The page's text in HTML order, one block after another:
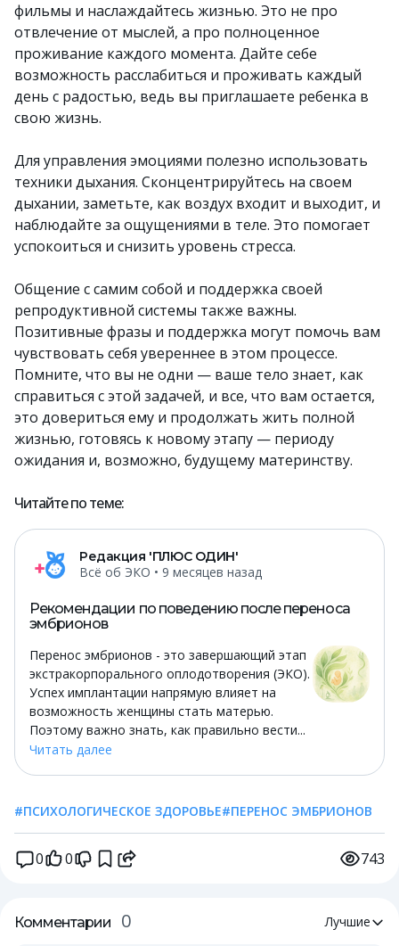
фильмы и наслаждайтесь жизнью. Это не про
отвлечение от мыслей, а про полноценное
проживание каждого момента. Дайте себе
возможность расслабиться и проживать каждый
день с радостью, ведь вы приглашаете ребенка в
свою жизнь.
Для управления эмоциями полезно использовать
техники дыхания. Сконцентрируйтесь на своем
дыхании, заметьте, как воздух входит и выходит, и
наблюдайте за ощущениями в теле. Это помогает
успокоиться и снизить уровень стресса.
Общение с самим собой и поддержка своей
репродуктивной системы также важны.
Позитивные фразы и поддержка могут помочь вам
чувствовать себя увереннее в этом процессе.
Помните, что вы не одни — ваше тело знает, как
справиться с этой задачей, и все, что вам остается,
это довериться ему и продолжать жить полной
жизнью, готовясь к новому этапу — периоду
ожидания и, возможно, будущему материнству.
Читайте по теме:
Редакция 'ПЛЮС ОДИН'
Всё об ЭКО • 9 месяцев назад
Рекомендации по поведению после переноса
эмбрионов
Перенос эмбрионов - это завершающий этап
экстракорпорального оплодотворения (ЭКО).
Успех имплантации напрямую влияет на
возможность женщины стать матерью.
Поэтому важно знать, как правильно вести...
Читать далее
#ПСИХОЛОГИЧЕСКОЕ ЗДОРОВЬЕ#ПЕРЕНОС ЭМБРИОНОВ
0 0 743
Комментарии 0 Лучшие